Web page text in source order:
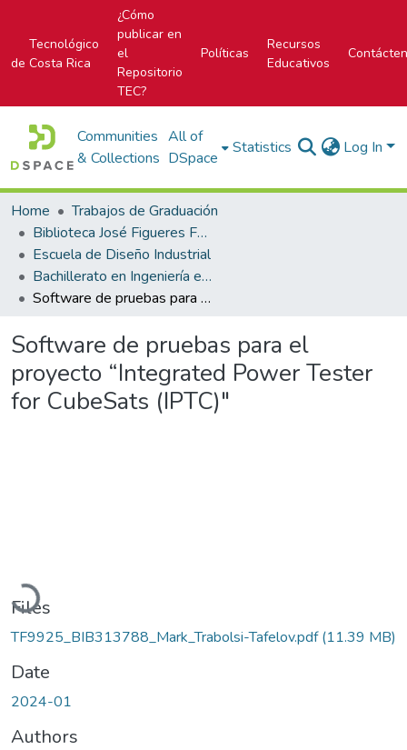
Tecnológico
de Costa Rica
¿Cómo
publicar en
el
Repositorio
TEC?
Políticas
Recursos
Educativos
Communities
& Collections
All of
DSpace
Statistics Log In
Home
Trabajos de Graduación
Biblioteca José Figueres Ferrer
Escuela de Diseño Industrial
Bachillerato en Ingeniería en Diseño Industrial
Software de pruebas para el proyecto “Integrated Power Tester for CubeSats (IPTC)"
Software de pruebas para el
proyecto “Integrated Power Tester
for CubeSats (IPTC)"
Loading...
Files
TF9925_BIB313788_Mark_Trabolsi-Tafelov.pdf(11.39 MB)
Date
2024-01
Authors